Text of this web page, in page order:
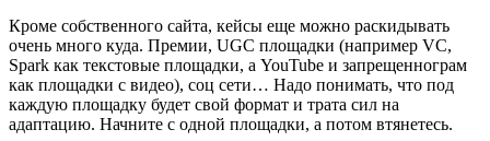
Кроме собственного сайта, кейсы еще можно раскидывать
очень много куда. Премии, UGC площадки (например VC,
Spark как текстовые площадки, а YouTube и запрещеннограм
как площадки с видео), соц сети… Надо понимать, что под
каждую площадку будет свой формат и трата сил на
адаптацию. Начните с одной площадки, а потом втянетесь.